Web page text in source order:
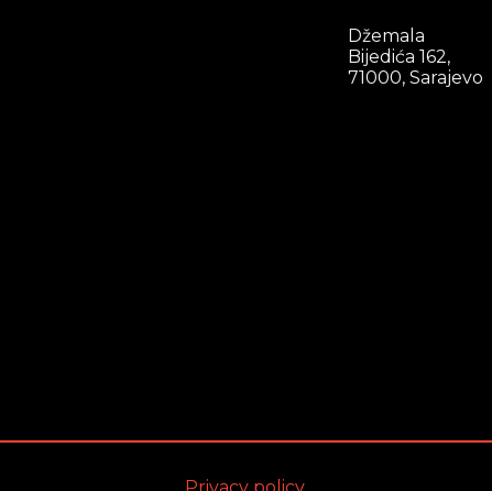
Džemala
Bijedića 162,
71000, Sarajevo